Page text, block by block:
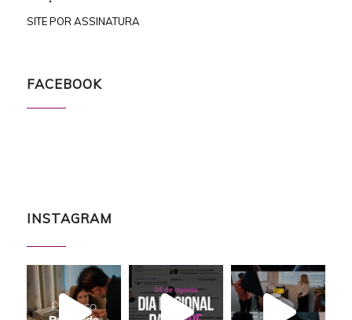
SITE POR ASSINATURA
FACEBOOK
INSTAGRAM